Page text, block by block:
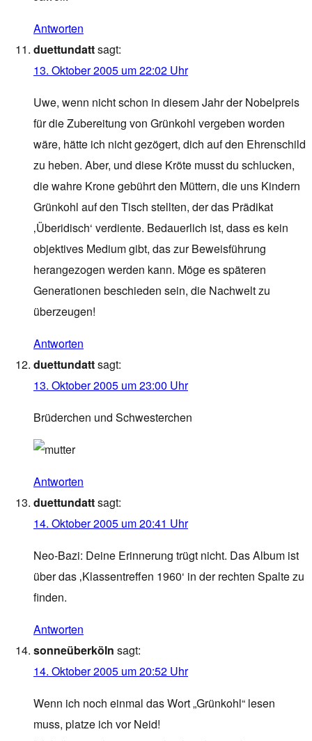
Antworten
duettundattsagt:
13. Oktober 2005 um 22:02 Uhr
Uwe, wenn nicht schon in diesem Jahr der Nobelpreis
für die Zubereitung von Grünkohl vergeben worden
wäre, hätte ich nicht gezögert, dich auf den Ehrenschild
zu heben. Aber, und diese Kröte musst du schlucken,
die wahre Krone gebührt den Müttern, die uns Kindern
Grünkohl auf den Tisch stellten, der das Prädikat
‚Überidisch‘ verdiente. Bedauerlich ist, dass es kein
objektives Medium gibt, das zur Beweisführung
herangezogen werden kann. Möge es späteren
Generationen beschieden sein, die Nachwelt zu
überzeugen!
Antworten
duettundattsagt:
13. Oktober 2005 um 23:00 Uhr
Brüderchen und Schwesterchen
Antworten
duettundattsagt:
14. Oktober 2005 um 20:41 Uhr
Neo-Bazi: Deine Erinnerung trügt nicht. Das Album ist
über das ‚Klassentreffen 1960‘ in der rechten Spalte zu
finden.
Antworten
sonneüberköln sagt:
14. Oktober 2005 um 20:52 Uhr
Wenn ich noch einmal das Wort „Grünkohl“ lesen
muss, platze ich vor Neid!